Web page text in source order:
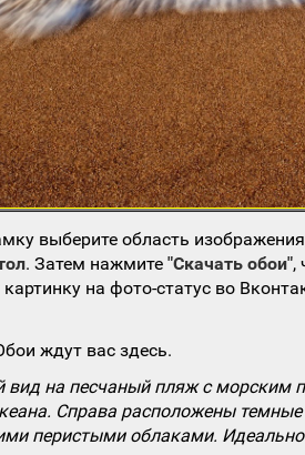
выберите область
. Затем нажмите"Скачать обои",
на фото-статус во
ждут вас здесь.
на песчаный пляж с морским
Справа расположены
перистыми облаками.